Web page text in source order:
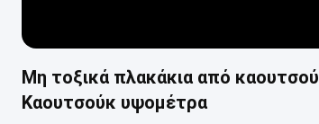
Μη τοξικά πλακάκια από
Καουτσούκ υψομέτρα